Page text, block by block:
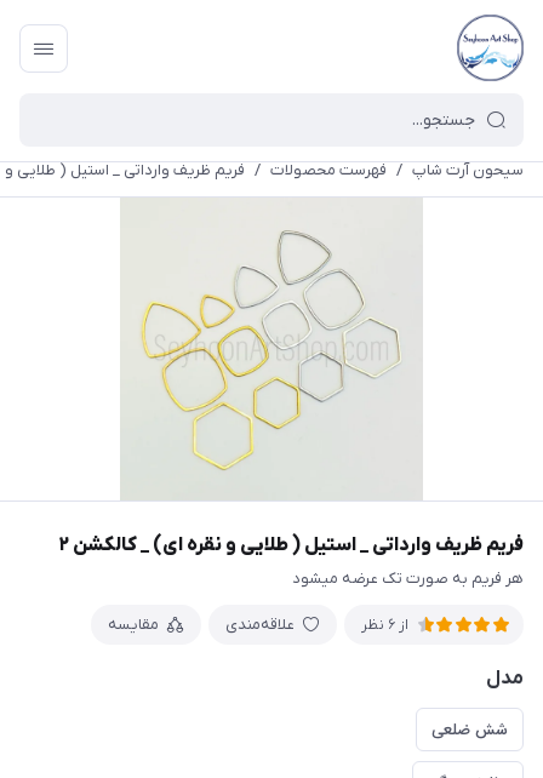
سیحون آرت شاپ / فهرست محصولات / فریم ظریف وارداتی _ استیل ( طلایی و
فریم ظریف وارداتی _ استیل ( طلایی و نقره ای) _ کالکشن ۲
هر فریم به صورت تک عرضه میشود
از 6 نظر علاقه‌مندی مقایسه
مدل
شش ضلعی